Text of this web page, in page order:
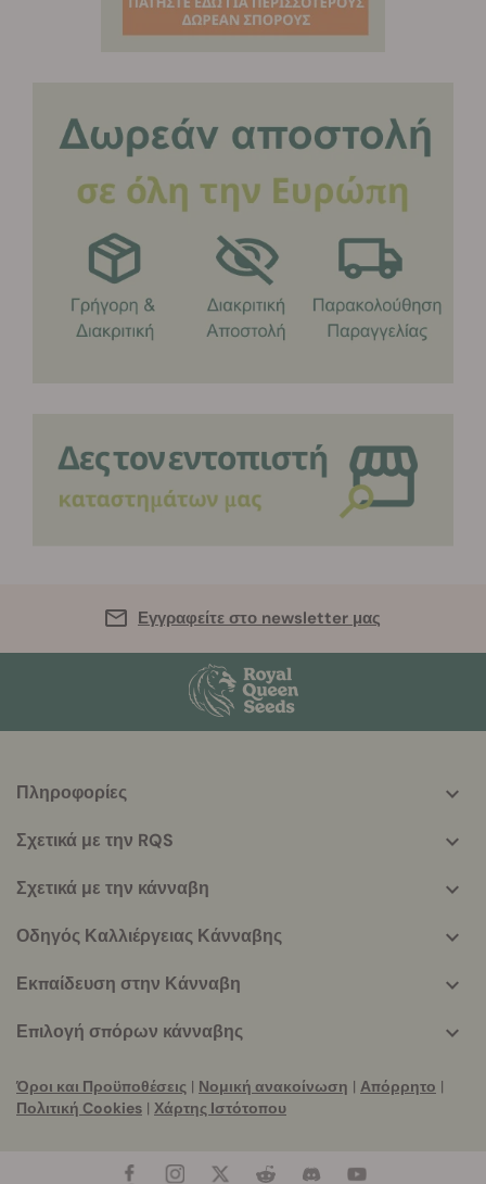
Εγγραφείτε στο newsletter μας
More
info
Πληροφορίες
Σχετικά με την RQS
Σχετικά με την κάνναβη
Οδηγός Καλλιέργειας Κάνναβης
Εκπαίδευση στην Κάνναβη
Επιλογή σπόρων κάνναβης
Όροι και Προϋποθέσεις | Νομική ανακοίνωση | Απόρρητο |
Πολιτική Cookies | Χάρτης Ιστότοπου